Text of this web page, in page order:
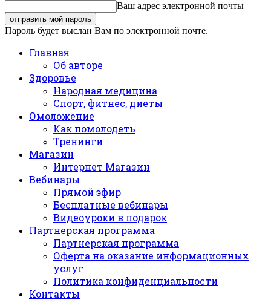
Ваш адрес электронной почты
Пароль будет выслан Вам по электронной почте.
Главная
Об авторе
Здоровье
Народная медицина
Спорт, фитнес, диеты
Омоложение
Как помолодеть
Тренинги
Магазин
Интернет Магазин
Вебинары
Прямой эфир
Бесплатные вебинары
Видеоуроки в подарок
Партнерская программа
Партнерская программа
Оферта на оказание информационных
услуг
Политика конфиденциальности
Контакты